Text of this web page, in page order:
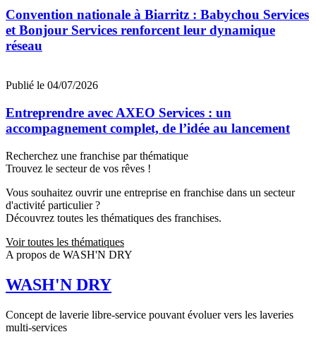
Convention nationale à Biarritz : Babychou Services
et Bonjour Services renforcent leur dynamique
réseau
Publié le 04/07/2026
Entreprendre avec AXEO Services : un
accompagnement complet, de l’idée au lancement
Recherchez une franchise par thématique
Trouvez le secteur de vos rêves !
Vous souhaitez ouvrir une entreprise en franchise dans un secteur
d'activité particulier ?
Découvrez toutes les thématiques des franchises.
Voir toutes les thématiques
A propos de WASH'N DRY
WASH'N DRY
Concept de laverie libre-service pouvant évoluer vers les laveries
multi-services